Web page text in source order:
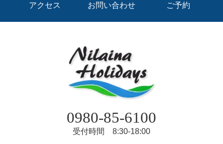
アクセス お問い合わせ ご予約
0980-85-6100
受付時間 8:30-18:00